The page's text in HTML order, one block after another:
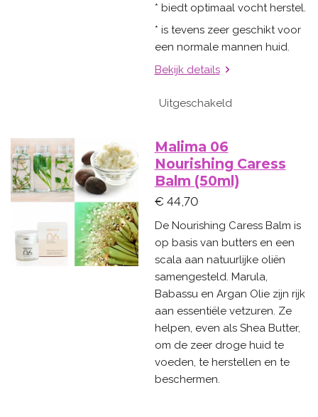
* biedt optimaal vocht herstel.
* is tevens zeer geschikt voor
een normale mannen huid.
Bekijk details
Uitgeschakeld
Malima 06
Nourishing Caress
Balm (50ml)
€ 44,70
De Nourishing Caress Balm is
op basis van butters en een
scala aan natuurlijke oliën
samengesteld. Marula,
Babassu en Argan Olie zijn rijk
aan essentiële vetzuren. Ze
helpen, even als Shea Butter,
om de zeer droge huid te
voeden, te herstellen en te
beschermen.